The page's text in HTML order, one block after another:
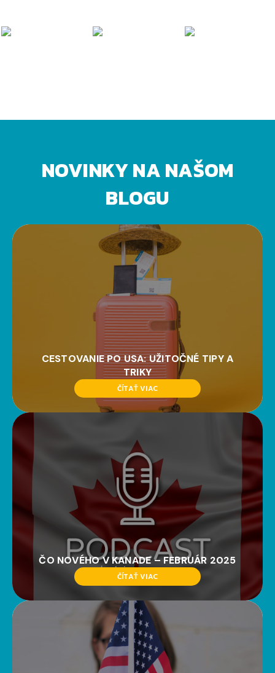
NOVINKY NA NAŠOM
BLOGU
CESTOVANIE PO USA: UŽITOČNÉ TIPY A
TRIKY
ČÍTAŤ VIAC
ČO NOVÉHO V KANADE – FEBRUÁR 2025
ČÍTAŤ VIAC